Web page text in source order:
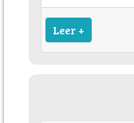
Leer +